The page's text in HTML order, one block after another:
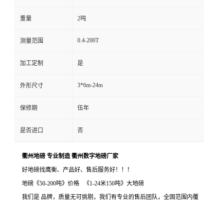
重量 2吨
测量范围 0.4-200T
加工定制 是
外形尺寸 3*6m-24m
保修期 伍年
是否进口 否
衢州地磅 专业制造 衢州数字地磅厂家
好地磅找鹰衡、产品好、售后服务好！！！
地磅《50-200吨》价格 《1-24米150吨》大地磅
我们是 品牌，质量无可挑剔，我们有专业的售后团队，全国范围内覆